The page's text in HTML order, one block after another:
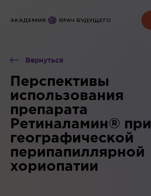
Вернуться
Перспективы
использования
препарата
Ретиналамин® при
географической
перипапиллярной
хориопатии